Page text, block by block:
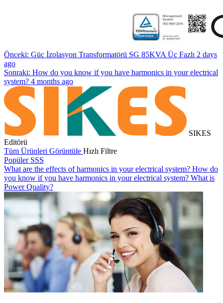
Önceki: Güç İzolasyon Transformatörü SG 85KVA Üç Fazlı 2 days
ago
Sonraki: How do you know if you have harmonics in your electrical
system? 4 months ago
SIKES
Editörü
Tüm Ürünleri Görüntüle Hızlı Filtre
Popüler SSS
What are the effects of harmonics in your electrical system? How do
you know if you have harmonics in your electrical system? What is
Power Quality?